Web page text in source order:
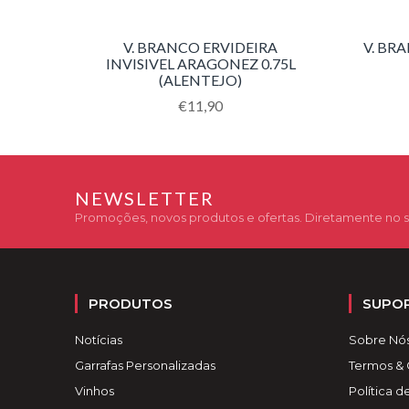
V. BRANCO ERVIDEIRA
INVISIVEL ARAGONEZ 0.75L
(ALENTEJO)
Translation
PT.products.product.regular_price
€11,90
V.
NEWSLETTER
Promoções, novos produtos e ofertas. Diretamente no
PRODUTOS
Notícias
Garrafas Personalizadas
Vinhos
Sobre
Termos &
Política